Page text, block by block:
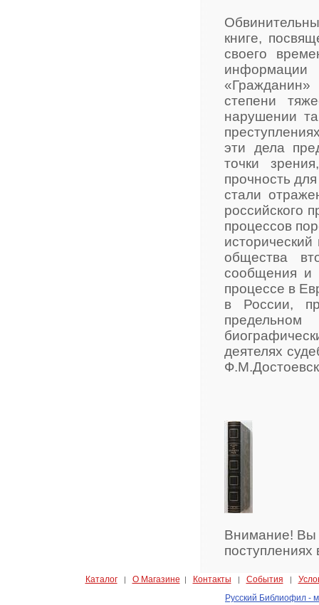
книге,
своего
степени
нарушении
эти дела
точки
прочность
стали
российского
процессов
общества
сообщения и
процессе в
в России,
деятелях
Внимание! Вы
Каталог| О Магазине | Контакты | События |
Русский Библиофил -